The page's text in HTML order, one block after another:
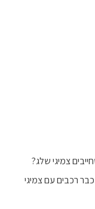
צמיגי שלג?
רכבים עם צמיגי